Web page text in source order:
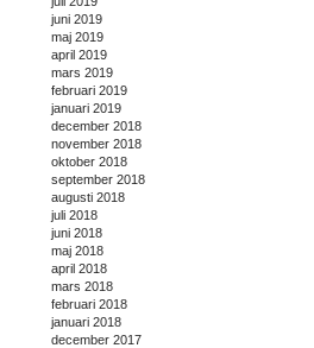
juni 2019
maj 2019
april 2019
mars 2019
februari 2019
januari 2019
december 2018
november 2018
oktober 2018
september 2018
augusti 2018
juli 2018
juni 2018
maj 2018
april 2018
mars 2018
februari 2018
januari 2018
december 2017